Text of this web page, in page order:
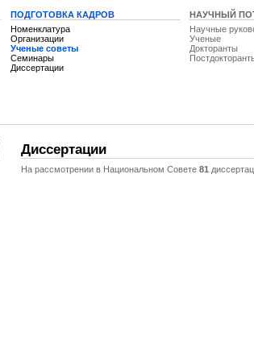
ПОДГОТОВКА КАДРОВ
Номенклатура
Организации
Ученые советы
Семинары
Диссертации
НАУЧНЫЙ
Научные
Ученые
Докторанты
Диссертации
На рассмотрении в Национальном Совете 81